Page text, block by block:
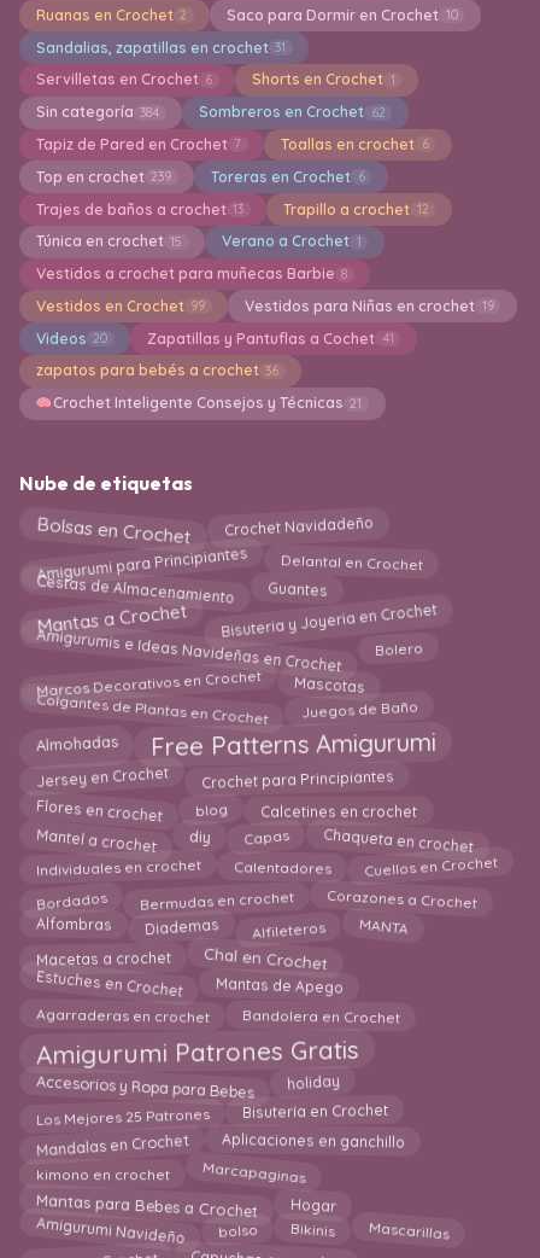
Ruanas en Crochet 2 Saco para Dormir en Crochet 10
Sandalias, zapatillas en crochet 31
Servilletas en Crochet 6 Shorts en Crochet 1
Sin categoría 384 Sombreros en Crochet 62
Tapiz de Pared en Crochet 7 Toallas en crochet 6
Top en crochet 239 Toreras en Crochet 6
Trajes de baños a crochet 13 Trapillo a crochet 12
Túnica en crochet 15 Verano a Crochet 1
Vestidos a crochet para muñecas Barbie 8
Vestidos en Crochet 99 Vestidos para Niñas en crochet 19
Videos 20 Zapatillas y Pantuflas a Cochet 41
zapatos para bebés a crochet 36
Crochet Inteligente Consejos y Técnicas 21
Nube de etiquetas
Bolsas en Crochet Crochet Navidadeño
Amigurumi para Principiantes Delantal en Crochet
Cestas de Almacenamiento Guantes
Mantas a Crochet Bisuteria y Joyeria en Crochet
Amigurumis e Ideas Navideñas en Crochet Bolero
Marcos Decorativos en Crochet Mascotas
Colgantes de Plantas en Crochet Juegos de Baño
Almohadas Free Patterns Amigurumi
Jersey en Crochet Crochet para Principiantes
Flores en crochet blog Calcetines en crochet
Mantel a crochet diy Capas Chaqueta en crochet
Individuales en crochet Calentadores Cuellos en Crochet
Bordados Bermudas en crochet Corazones a Crochet
Alfombras Diademas Alfileteros MANTA
Macetas a crochet Chal en Crochet
Estuches en Crochet Mantas de Apego
Agarraderas en crochet Bandolera en Crochet
Amigurumi Patrones Gratis
Accesorios y Ropa para Bebes holiday
Los Mejores 25 Patrones Bisutería en Crochet
Mandalas en Crochet Aplicaciones en ganchillo
kimono en crochet Marcapaginas
Mantas para Bebes a Crochet Hogar
Amigurumi Navideño bolso Bikinis Mascarillas